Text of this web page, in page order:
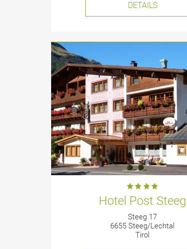
DETAILS
Hotel Post Steeg
Steeg 17
6655 Steeg/Lechtal
Tirol